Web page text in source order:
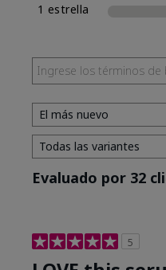
1 estrella
Evaluado por 32
5